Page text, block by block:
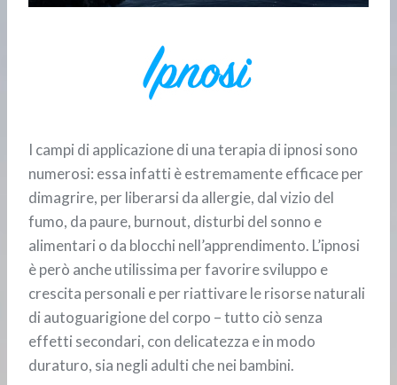
I campi di applicazione di una terapia di ipnosi sono
numerosi: essa infatti è estremamente efficace per
dimagrire, per liberarsi da allergie, dal vizio del
fumo, da paure, burnout, disturbi del sonno e
alimentari o da blocchi nell’apprendimento. L’ipnosi
è però anche utilissima per favorire sviluppo e
crescita personali e per riattivare le risorse naturali
di autoguarigione del corpo – tutto ciò senza
effetti secondari, con delicatezza e in modo
duraturo, sia negli adulti che nei bambini.